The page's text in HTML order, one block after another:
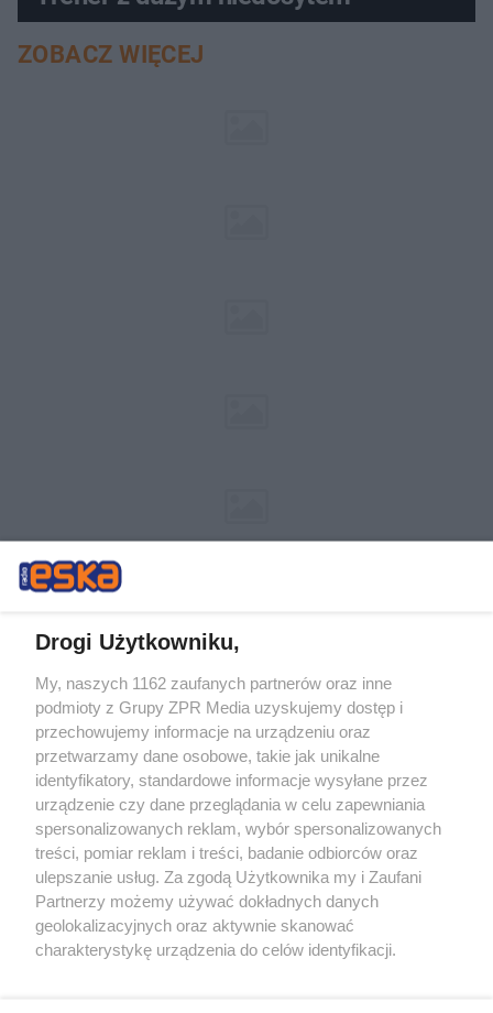
ZOBACZ WIĘCEJ
Żaden utwór zamieszczony w serwisie nie może być powielany i
rozpowszechniany lub dalej rozpowszechniany w jakikolwiek sposób (w
tym także elektroniczny lub mechaniczny) na jakimkolwiek polu
eksploatacji w jakiejkolwiek formie, włącznie z umieszczaniem w
Internecie bez pisemnej zgody właściciela praw. Jakiekolwiek użycie lub
wykorzystanie utworów w całości lub w części z naruszeniem prawa,
tzn. bez właściwej zgody, jest zabronione pod groźbą kary i może być
ścigane prawnie.
Drogi Użytkowniku,
My, naszych 1162 zaufanych partnerów oraz inne
podmioty z Grupy ZPR Media uzyskujemy dostęp i
przechowujemy informacje na urządzeniu oraz
przetwarzamy dane osobowe, takie jak unikalne
identyfikatory, standardowe informacje wysyłane przez
urządzenie czy dane przeglądania w celu zapewniania
spersonalizowanych reklam, wybór spersonalizowanych
treści, pomiar reklam i treści, badanie odbiorców oraz
ulepszanie usług. Za zgodą Użytkownika my i Zaufani
Partnerzy możemy używać dokładnych danych
geolokalizacyjnych oraz aktywnie skanować
charakterystykę urządzenia do celów identyfikacji.